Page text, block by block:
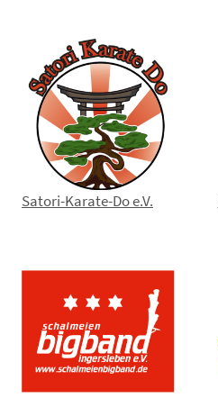
Satori-Karate-Do e.V.